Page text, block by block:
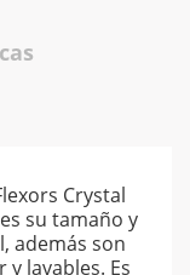
Crystal
su tamaño y
además son
lavables. Es